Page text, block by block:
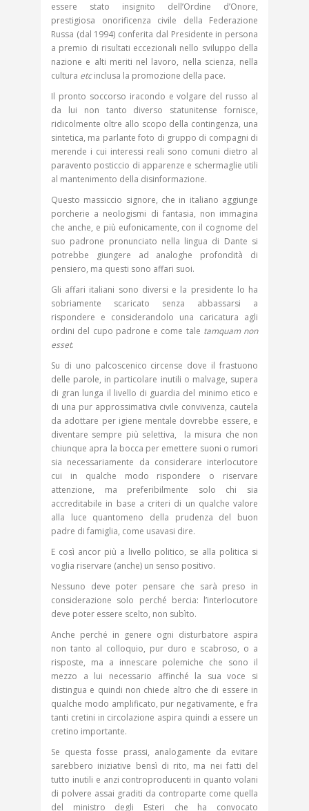
essere stato insignito dell’Ordine d’Onore,
prestigiosa onorificenza civile della Federazione
Russa (dal 1994) conferita dal Presidente in persona
a premio di risultati eccezionali nello sviluppo della
nazione e alti meriti nel lavoro, nella scienza, nella
cultura etcinclusa la promozione della pace.
Il pronto soccorso iracondo e volgare del russo al
da lui non tanto diverso statunitense fornisce,
ridicolmente oltre allo scopo della contingenza, una
sintetica, ma parlante foto di gruppo di compagni di
merende i cui interessi reali sono comuni dietro al
paravento posticcio di apparenze e schermaglie utili
al mantenimento della disinformazione.
Questo massiccio signore, che in italiano aggiunge
porcherie a neologismi di fantasia, non immagina
che anche, e più eufonicamente, con il cognome del
suo padrone pronunciato nella lingua di Dante si
potrebbe giungere ad analoghe profondità di
pensiero, ma questi sono affari suoi.
Gli affari italiani sono diversi e la presidente lo ha
sobriamente scaricato senza abbassarsi a
rispondere e considerandolo una caricatura agli
ordini del cupo padrone e come tale tamquam non
esset.
Su di uno palcoscenico circense dove il frastuono
delle parole, in particolare inutili o malvage, supera
di gran lunga il livello di guardia del minimo etico e
di una pur approssimativa civile convivenza, cautela
da adottare per igiene mentale dovrebbe essere, e
diventare sempre più selettiva, la misura che non
chiunque apra la bocca per emettere suoni o rumori
sia necessariamente da considerare interlocutore
cui in qualche modo rispondere o riservare
attenzione, ma preferibilmente solo chi sia
accreditabile in base a criteri di un qualche valore
alla luce quantomeno della prudenza del buon
padre di famiglia, come usavasi dire.
E così ancor più a livello politico, se alla politica si
voglia riservare (anche) un senso positivo.
Nessuno deve poter pensare che sarà preso in
considerazione solo perché bercia: l’interlocutore
deve poter essere scelto, non subìto.
Anche perché in genere ogni disturbatore aspira
non tanto al colloquio, pur duro e scabroso, o a
risposte, ma a innescare polemiche che sono il
mezzo a lui necessario affinché la sua voce si
distingua e quindi non chiede altro che di essere in
qualche modo amplificato, pur negativamente, e fra
tanti cretini in circolazione aspira quindi a essere un
cretino importante.
Se questa fosse prassi, analogamente da evitare
sarebbero iniziative bensì di rito, ma nei fatti del
tutto inutili e anzi controproducenti in quanto volani
di polvere assai graditi da controparte come quella
del ministro degli Esteri che ha convocato